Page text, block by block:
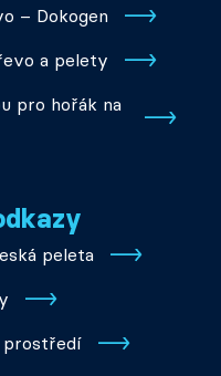
– Dokogen
a pelety
pro hořák na
peleta
prostředí